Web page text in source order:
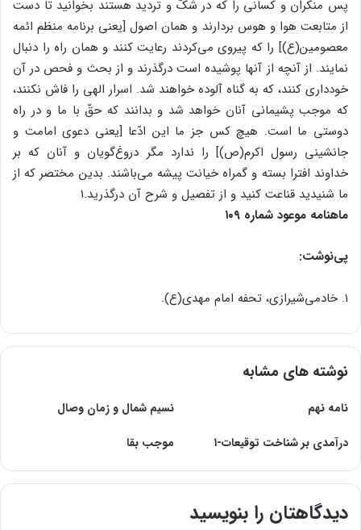
پس منکران و کسانی را که در شکّ و تردید هستند بخوانید تا دست
از متابعت هوا و هوس بردارند و همان اصول [یعنی برنامه منظم ائمه
معصومین(ع)] را که پیروی می‌کردند رعایت کنند و همان راه را دنبال
نمایند. از آنچه از آنها پوشیده است درگذرند و از بحث و فحص در آن
خودداری کنند، که به گناه آلوده خواهند شد. اسرار الهی را فاش نکنند،
که موجب پشیمانی آنان خواهد شد و بدانند که حقّ با ما و در راه
دوستی ما است. هیچ کس جز ما این ادّعا [یعنی دعوی امامت و
جانشینی رسول اکرم(ص)] را ندارد مگر دروغ‌گویان و آنان که بر
خداوند افترا بسته و گمراه خیانت پیشه می‌باشند. بدین مختصر که از
ما شنیدید قناعت کنید و از تفصیل و شرح آن درگذرید.۱
ماهنامه موعود شماره ۱۰۹
پی‌نوشت:
۱. خادمی‌شیرازی، تحفه امام مهدی(ع).
نوشته های مشابه
نامه نهم
نسیم شمال و زمان وصال
درآمدى بر شناخت توقیعات-۱
موجب بقا
دیدگاهتان را بنویسید